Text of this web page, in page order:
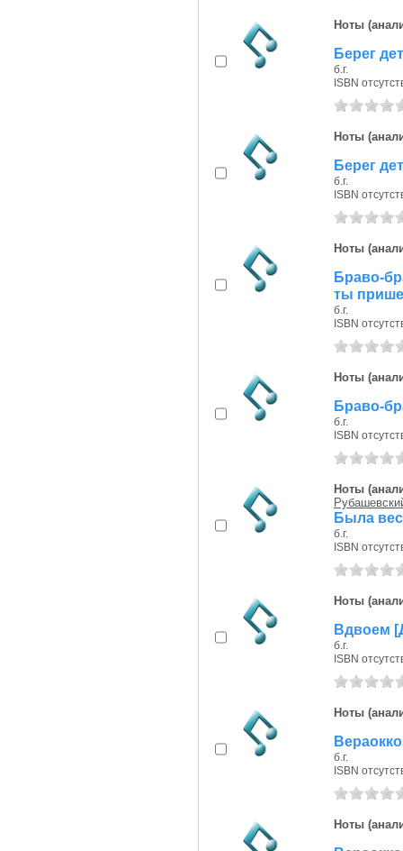
Ноты
Берег
б.г.
ISBN
Ноты
Берег
б.г.
ISBN
Ноты
Браво-
ты
б.г.
ISBN
Ноты
Браво-
б.г.
ISBN
Ноты
Была
б.г.
ISBN
Ноты
Вдвоем
б.г.
ISBN
Ноты
б.г.
ISBN
Ноты